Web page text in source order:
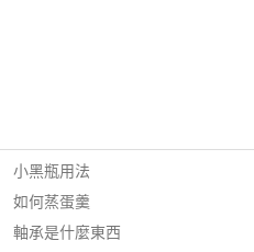
小黑瓶用法
如何蒸蛋羹
軸承是什麼東西